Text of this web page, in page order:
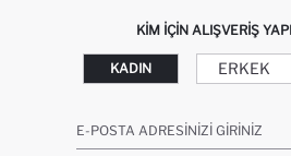
KIM IÇIN ALIŞVERIŞ
KADIN ERKEK
E-POSTA ADRESINIZI GIRINIZ